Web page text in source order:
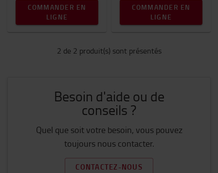
COMMANDER EN
LIGNE
COMMANDER EN
LIGNE
2 de 2 produit(s) sont présentés
Besoin d'aide ou de
conseils ?
Quel que soit votre besoin, vous pouvez
toujours nous contacter.
CONTACTEZ-NOUS